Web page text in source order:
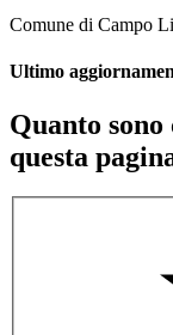
Comune di Campo
Ultimo
Quanto
questa